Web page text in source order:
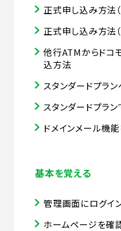
正式申し込み方法
正式申し込み方法
他行ATMからドコ
込方法
スタンダードプラ
スタンダードプラ
ドメインメール機
基本を覚える
管理画面にログイ
ホームページを確